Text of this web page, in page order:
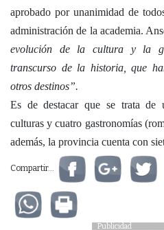
aprobado por unanimidad de
administración de la academia.
evolución de la cultura y la
transcurso de la historia, que
otros destinos”.
Es de destacar que se trata de
culturas y cuatro gastronomías
además, la provincia cuenta con
Compartir...
Publicidad